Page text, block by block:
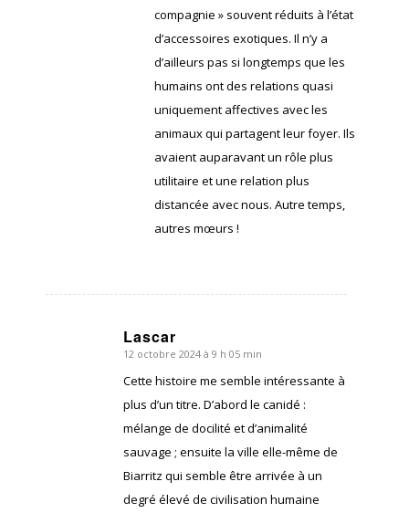
compagnie » souvent réduits à l’état
d’accessoires exotiques. Il n’y a
d’ailleurs pas si longtemps que les
humains ont des relations quasi
uniquement affectives avec les
animaux qui partagent leur foyer. Ils
avaient auparavant un rôle plus
utilitaire et une relation plus
distancée avec nous. Autre temps,
autres mœurs !
Lascar
dit
12 octobre 2024 à 9 h 05 min
Cette histoire me semble intéressante à
plus d’un titre. D’abord le canidé :
mélange de docilité et d’animalité
sauvage ; ensuite la ville elle-même de
Biarritz qui semble être arrivée à un
degré élevé de civilisation humaine